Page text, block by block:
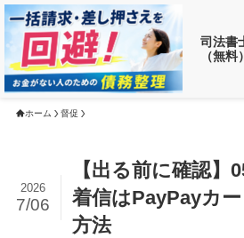
司法書
（無料）
【返済がお得に!?】 借金がい
ホーム 督促
【出る前に確認】
着信はPayPayカ
方法
2026
7/06